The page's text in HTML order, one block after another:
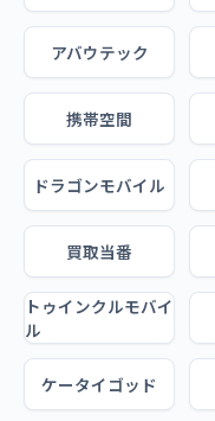
アバウテック
携帯空間
ドラゴンモバイル
買取当番
トゥインクルモバイ
ル
ケータイゴッド